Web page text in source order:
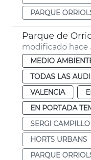
PARQUE
modificado hace
MEDIO
TODAS LAS
VALENCIA
EN PORTADA
SERGI CAMPILLO
HORTS URBANS
PARQUE